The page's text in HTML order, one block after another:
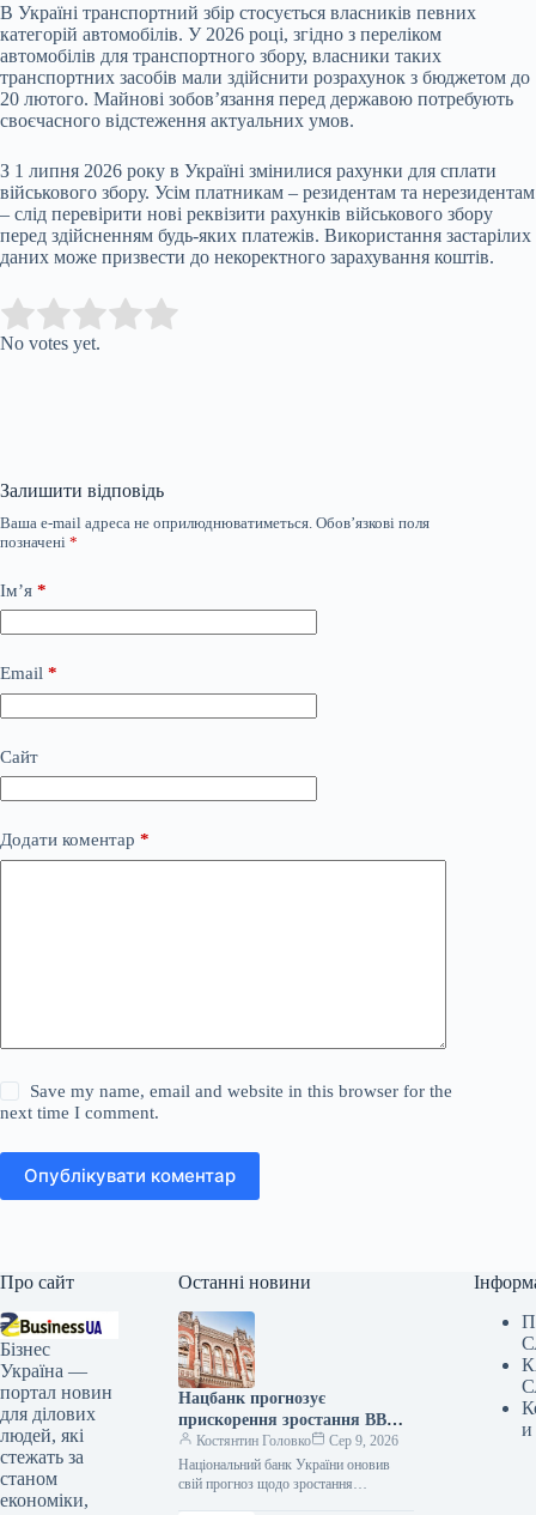
В Україні транспортний збір стосується власників певних
категорій автомобілів. У 2026 році, згідно з переліком
автомобілів для транспортного збору, власники таких
транспортних засобів мали здійснити розрахунок з бюджетом до
20 лютого. Майнові зобов’язання перед державою потребують
своєчасного відстеження актуальних умов.
З 1 липня 2026 року в Україні змінилися рахунки для сплати
військового збору. Усім платникам – резидентам та нерезидентам
– слід перевірити нові реквізити рахунків військового збору
перед здійсненням будь-яких платежів. Використання застарілих
даних може призвести до некоректного зарахування коштів.
Rate this item:
No votes yet.
Залишити відповідь
Ваша e-mail адреса не оприлюднюватиметься. Обов’язкові поля
позначені *
Ім’я *
Email *
Сайт
Додати коментар *
Save my name, email and website in this browser for the
next time I comment.
Опублікувати коментар
Про сайт
Бізнес
Україна —
портал новин
для ділових
людей, які
стежать за
станом
економіки,
Останні новини
Нацбанк прогнозує
прискорення зростання ВВП
України до 4,2% на кінець
2026 року
Костянтин Головко
Сер 9, 2026
Національний банк України оновив
свій прогноз щодо зростання
и